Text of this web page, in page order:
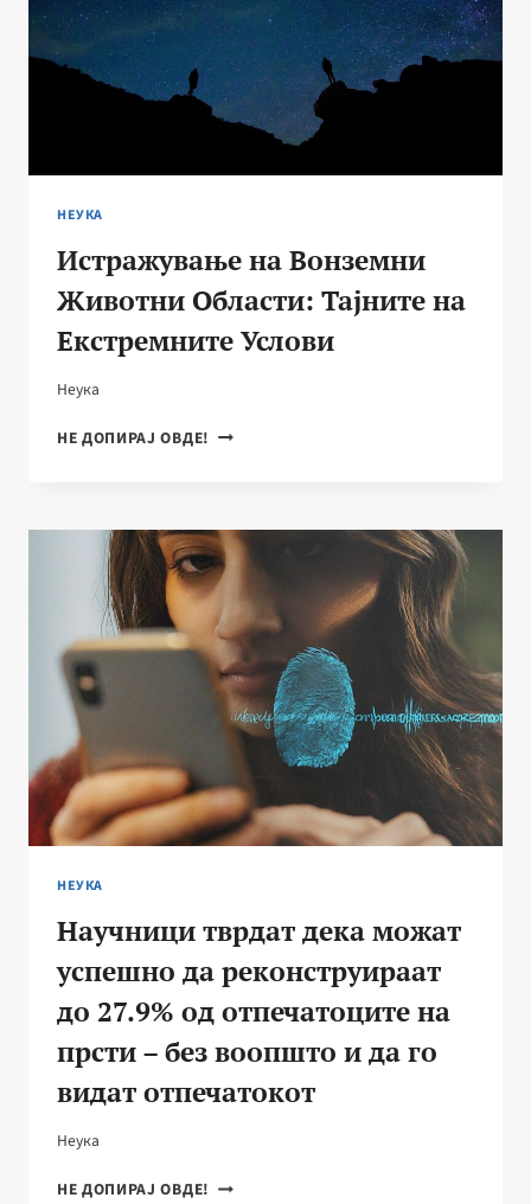
НЕУКА
Истражување на Вонземни
Животни Области: Тајните на
Екстремните Услови
Неука
НЕ ДОПИРАЈ ОВДЕ! ИСТРАЖУВАЊЕ
ОБЛАСТИ:
ТАЈНИТЕ
НА
ЕКСТРЕМНИТЕ
УСЛОВИ
НЕУКА
Научници тврдат дека можат
успешно да реконструираат
до 27.9% од отпечатоците на
прсти – без воопшто и да го
видат отпечатокот
Неука
НЕ ДОПИРАЈ ОВДЕ! НАУЧНИЦИ